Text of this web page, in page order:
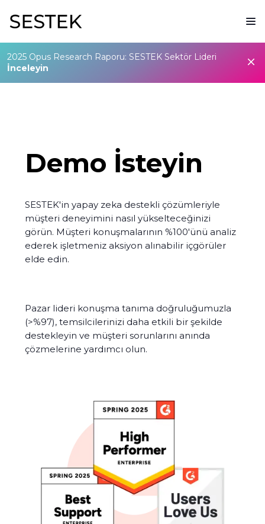
2025 Opus Research Raporu: SESTEK Sektör Lideri
İnceleyin
Demo İsteyin
SESTEK'in yapay zeka destekli çözümleriyle
müşteri deneyimini nasıl yükselteceğinizi
görün. Müşteri konuşmalarının %100'ünü analiz
ederek işletmeniz aksiyon alınabilir içgörüler
elde edin.
Pazar lideri konuşma tanıma doğruluğumuzla
(>%97), temsilcilerinizi daha etkili bir şekilde
destekleyin ve müşteri sorunlarını anında
çözmelerine yardımcı olun.